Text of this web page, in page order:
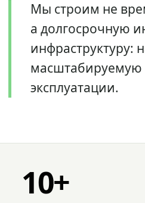
Мы строим не
а долгосрочную
инфраструктуру:
масштабируемую
эксплуатации.
10+